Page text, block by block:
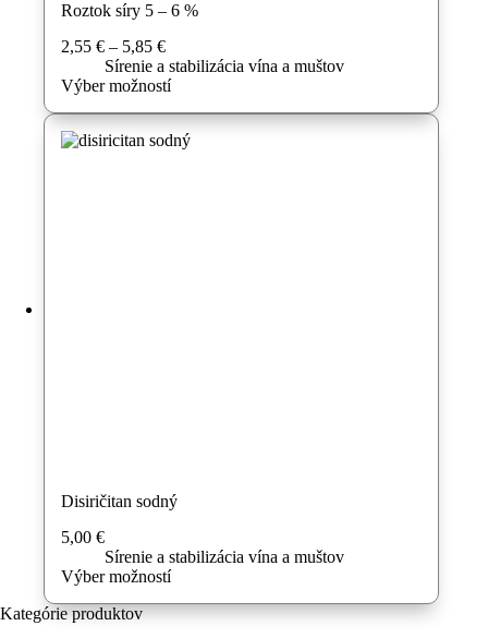
Roztok síry 5 – 6 %
2,55 € – 5,85 €Price
range:
2,55 €
5,85 €
Sírenie a stabilizácia vína a muštov
Výber možnostíTento
má
viacero
Disiričitan sodný
5,00 €
Sírenie a stabilizácia vína a muštov
Výber možnostíTento
má
Kategórie produktov